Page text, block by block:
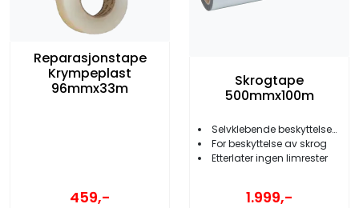
Reparasjonstape
Krympeplast
96mmx33m
459,-
Skrogtape
500mmx100m
Selvklebende beskyttelsesfilm
For beskyttelse av skrog
Etterlater ingen limrester
1.999,-